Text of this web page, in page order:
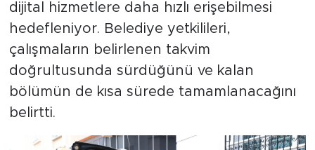
dijital hizmetlere daha hızlı erişebilmesi
hedefleniyor. Belediye yetkilileri,
çalışmaların belirlenen takvim
doğrultusunda sürdüğünü ve kalan
bölümün de kısa sürede tamamlanacağını
belirtti.